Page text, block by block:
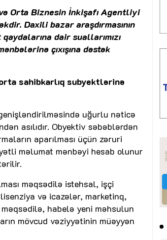
Orta Biznesin İnkişafı Agentliyi
Daxili bazar araşdırmasının
dair suallarımızı
çıxışına dəstək
sahibkarlıq subyektlərinə
uğurlu nəticə
asılıdır. Obyektiv səbəblərdən
aparılması üçün zəruri
məlumat mənbəyi hesab olunur
məqsədilə istehsal, işçi
və icazələr, marketinq,
habelə yeni məhsulun
mövcud vəziyyətinin müəyyən